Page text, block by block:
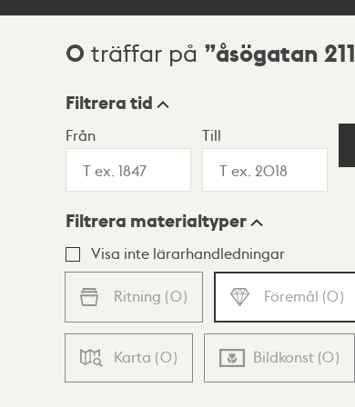
Sökresultat
0 träffar på åsögatan 211
Visningsläge
Lista Karta
Filtrera tid
Från Till
Filtrera materialtyper
Visa inte lärarhandledningar
Ritning (0) Föremål (0)
Karta (0) Bildkonst (0)